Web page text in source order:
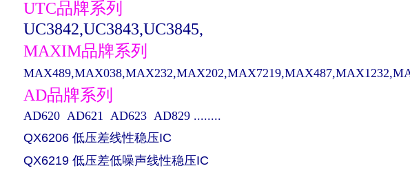
UTC品牌系列
UC3842,UC3843,UC3845,
MAXIM品牌系列
AD品牌系列
AD620 AD621 AD623 AD829 ........
QX6206 低压差线性稳压IC
QX6219 低压差低噪声线性稳压IC